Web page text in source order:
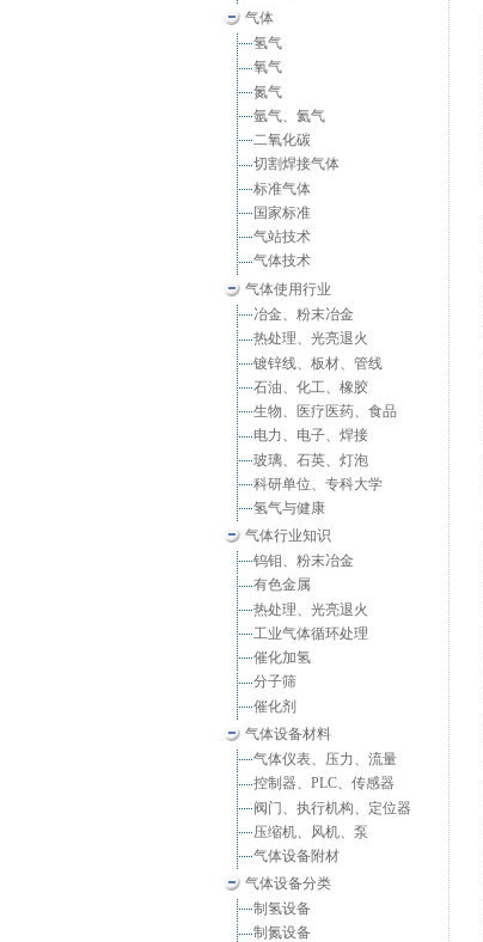
气体
氢气
氧气
氮气
氩气、氦气
二氧化碳
切割焊接气体
标准气体
国家标准
气站技术
气体技术
气体使用行业
冶金、粉末冶金
热处理、光亮退火
镀锌线、板材、管线
石油、化工、橡胶
生物、医疗医药、食品
电力、电子、焊接
玻璃、石英、灯泡
科研单位、专科大学
氢气与健康
气体行业知识
钨钼、粉末冶金
有色金属
热处理、光亮退火
工业气体循环处理
催化加氢
分子筛
催化剂
气体设备材料
气体仪表、压力、流量
控制器、PLC、传感器
阀门、执行机构、定位器
压缩机、风机、泵
气体设备附材
气体设备分类
制氢设备
制氮设备